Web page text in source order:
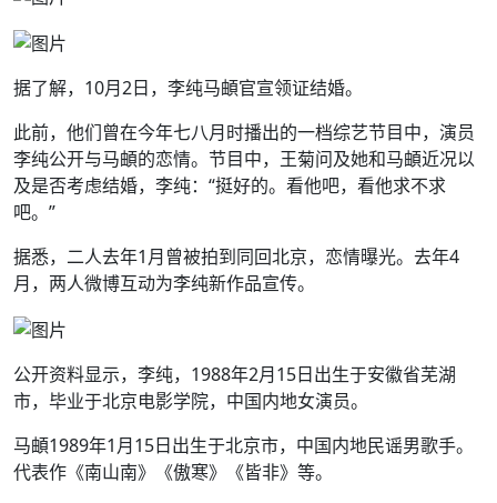
据了解，10月2日，李纯马頔官宣领证结婚。
此前，他们曾在今年七八月时播出的一档综艺节目中，演员
李纯公开与马頔的恋情。节目中，王菊问及她和马頔近况以
及是否考虑结婚，李纯：“挺好的。看他吧，看他求不求
吧。”
据悉，二人去年1月曾被拍到同回北京，恋情曝光。去年4
月，两人微博互动为李纯新作品宣传。
公开资料显示，李纯，1988年2月15日出生于安徽省芜湖
市，毕业于北京电影学院，中国内地女演员。
马頔1989年1月15日出生于北京市，中国内地民谣男歌手。
代表作《南山南》《傲寒》《皆非》等。